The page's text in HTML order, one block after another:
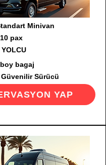
Minivan
pax
bagaj
Sürücü
YAP